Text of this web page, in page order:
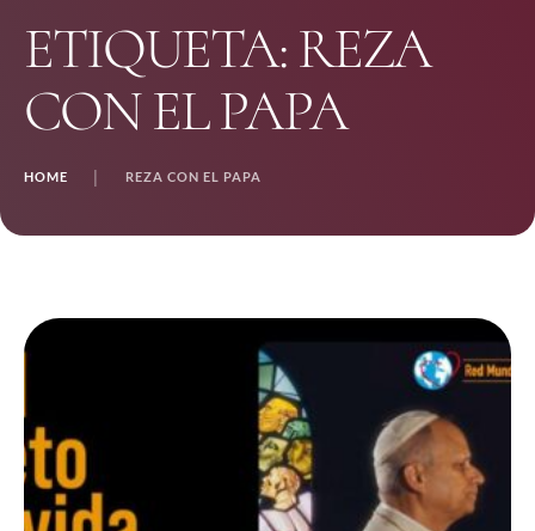
ETIQUETA:REZA
CON EL PAPA
HOME REZA CON EL PAPA